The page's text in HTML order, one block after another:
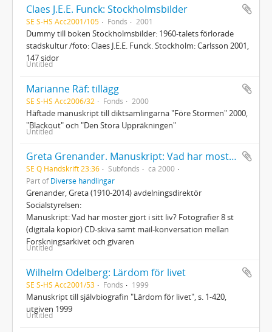
Claes J.E.E. Funck: Stockholmsbilder
SE S-HS Acc2001/105 Fonds 2001
Dummy till boken Stockholmsbilder: 1960-talets förlorade
stadskultur /foto: Claes J.E.E. Funck. Stockholm: Carlsson 2001,
147 sidor
Untitled
Marianne Räf: tillägg
SE S-HS Acc2006/32 Fonds 2000
Häftade manuskript till diktsamlingarna "Före Stormen" 2000,
"Blackout" och "Den Stora Uppräkningen"
Untitled
Greta Grenander. Manuskript: Vad har moster gjort i sitt liv?
SE Q Handskrift 23:36 Subfonds
ca 2000
Part ofDiverse handlingar
Grenander, Greta (1910-2014) avdelningsdirektör
Socialstyrelsen:
Manuskript: Vad har moster gjort i sitt liv? Fotografier 8 st
(digitala kopior) CD-skiva samt mail-konversation mellan
Forskningsarkivet och givaren
Untitled
Wilhelm Odelberg: Lärdom för livet
SE S-HS Acc2001/53 Fonds 1999
Manuskript till självbiografin "Lärdom för livet", s. 1-420,
utgiven 1999
Untitled